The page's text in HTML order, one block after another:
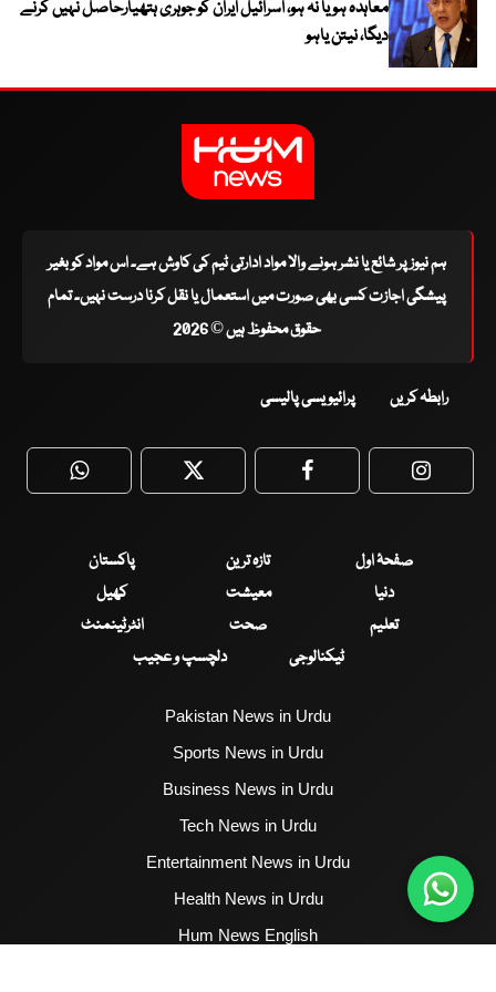
معاہدہ ہو یا نہ ہو، اسرائیل ایران کو جوہری ہتھیارحاصل نہیں کرنے
دیگا، نیتن یاہو
ہم نیوز پر شائع یا نشر ہونے والا مواد ادارتی ٹیم کی کاوش ہے۔ اس مواد کو بغیر
پیشگی اجازت کسی بھی صورت میں استعمال یا نقل کرنا درست نہیں۔ تمام
حقوق محفوظ ہیں © 2026
رابطہ کریں پرائیویسی پالیسی
WhatsApp Twitter Facebook
صفحۂ اول تازہ ترین
پاکستان
دنیا
معیشت
کھیل
تعلیم
صحت
انٹرٹینمنٹ
ٹیکنالوجی
دلچسپ و عجیب
Pakistan News in Urdu
Sports News in Urdu
Business News in Urdu
Tech News in Urdu
Entertainment News in Urdu
Health News in Urdu
Hum News English